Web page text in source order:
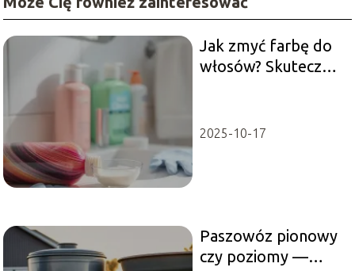
Jak zmyć farbę do
włosów? Skuteczne
2025-10-17
Paszowóz pionowy
czy poziomy —